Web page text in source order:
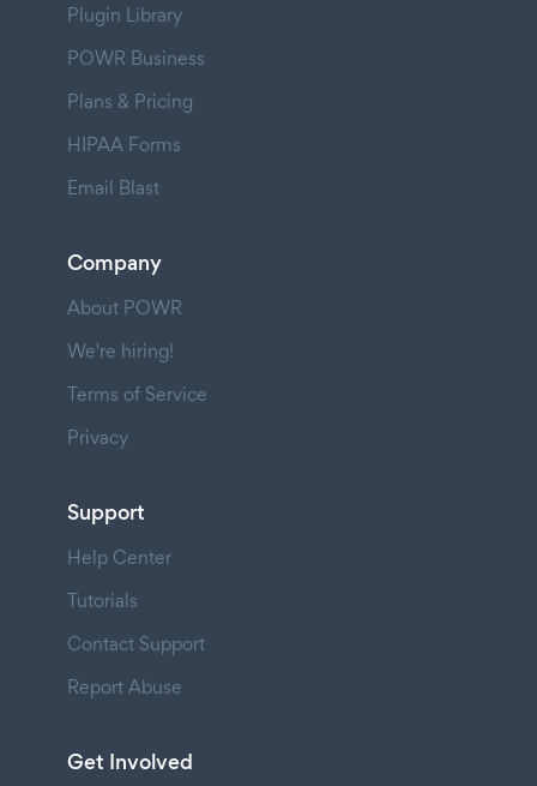
Plugin Library
POWR Business
Plans & Pricing
HIPAA Forms
Email Blast
Company
About POWR
We're hiring!
Terms of Service
Privacy
Support
Help Center
Tutorials
Contact Support
Report Abuse
Get Involved